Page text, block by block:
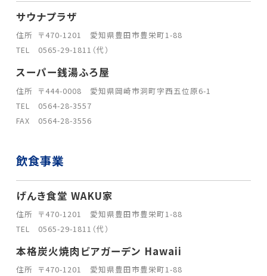
サウナプラザ
住所
〒470-1201 愛知県豊田市豊栄町1-88
TEL
0565-29-1811（代）
スーパー銭湯ふろ屋
住所
〒444-0008 愛知県岡崎市洞町字西五位原6-1
TEL
0564-28-3557
FAX
0564-28-3556
飲食事業
げんき食堂 WAKU家
住所
〒470-1201 愛知県豊田市豊栄町1-88
TEL
0565-29-1811（代）
本格炭火焼肉ビアガーデン Hawaii
住所
〒470-1201 愛知県豊田市豊栄町1-88